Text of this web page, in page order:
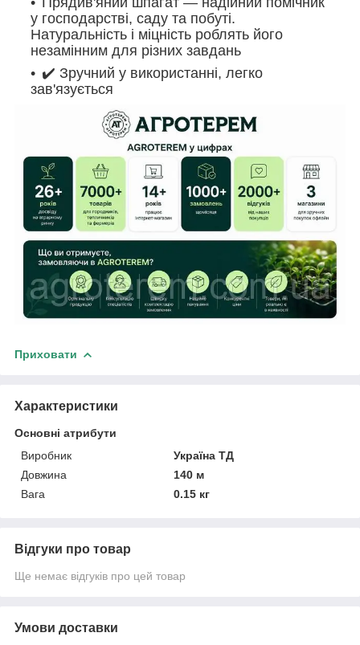
у господарстві, саду та побуті.
Натуральність і міцність роблять його
незамінним для різних завдань
✔️ Зручний у використанні, легко
зав'язується
Приховати
Характеристики
Основні атрибути
Виробник
Україна ТД
Довжина
140 м
Вага
0.15 кг
Відгуки про товар
Ще немає відгуків про цей товар
Умови доставки